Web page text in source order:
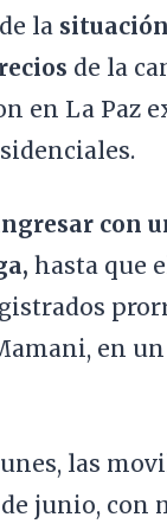
la
de la
en La Paz
con
hasta que
en
las
junio, con